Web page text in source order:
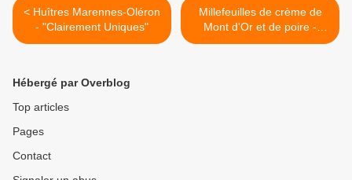
< Huîtres Marennes-Oléron
- "Clairement Uniques"
Millefeuilles de crème de
Mont d'Or et de poire -
senteurs de sapin >
Hébergé par Overblog
Top articles
Pages
Contact